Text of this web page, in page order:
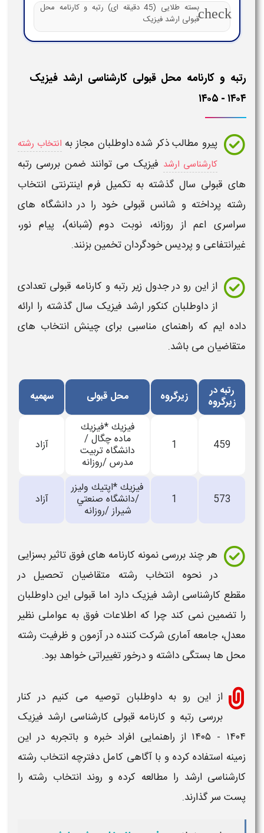
check
بسته طلایی (45 دقیقه ای) رتبه و کارنامه محل
قبولی ارشد فیزیک
رتبه و کارنامه محل قبولی کارشناسی ارشد فیزیک
۱۴۰۴ - ۱۴۰۵
پیرو مطالب ذکر شده داوطلبان مجاز به انتخاب رشته
کارشناسی ارشد فیزیک می توانند ضمن بررسی رتبه
های قبولی سال گذشته به تکمیل فرم اینترنتی انتخاب
رشته پرداخته و شانس قبولیخود را در دانشگاه های
سراسری اعم از روزانه، نوبت دوم (شبانه)، پیام نور،
غیرانتفاعی و پردیس خودگردان تخمین بزنند.
از این رو در جدول زیر رتبه و کارنامه قبولی تعدادی
از داوطلبان کنکور ارشد فیزیک سال گذشته را ارائه
داده ایم که راهنمای مناسبی برای چینش انتخاب های
متقاضیان می باشد.
رتبه در
زیرگروه زیرگروه محل قبولی سهمیه
459
1
فيزيك *فيزيك
ماده چگال /
دانشگاه تربيت
مدرس /روزانه
آزاد
573
1
فيزيك *اپتيك وليزر
/دانشگاه صنعتي
شيراز /روزانه
آزاد
هر چند بررسی نمونه کارنامه های فوق تاثیر بسزایی
در نحوه انتخاب رشته متقاضیان تحصیل در
مقطع کارشناسی ارشد فیزیک دارد اما قبولی این داوطلبان
را تضمین نمی کند چرا که اطلاعات فوق به عواملی نظیر
معدل، جامعه آماری شرکت کننده در آزمون و ظرفیت رشته
محل ها بستگی داشته و درخور تغییراتی خواهد بود.
از این رو به داوطلبان توصیه می کنیم در کنار
بررسی رتبه و کارنامه قبولی کارشناسی ارشد فیزیک
۱۴۰۴ - ۱۴۰۵
از راهنمایی افراد خبره و باتجربه در این
زمینه استفاده کرده و با آگاهی کامل دفترچه انتخاب رشته
کارشناسی ارشد را مطالعه کرده و روند انتخاب رشته را
پست سر گذارند.